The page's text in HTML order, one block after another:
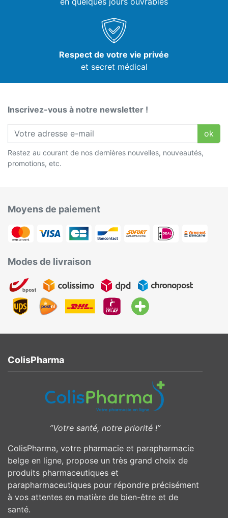
Respect de votre vie privée
et secret médical
Inscrivez-vous à notre newsletter !
ok
Restez au courant de nos dernières nouvelles, nouveautés,
promotions, etc.
Moyens de paiement
Modes de livraison
ColisPharma
”Votre santé, notre priorité !”
ColisPharma, votre pharmacie et parapharmacie
belge en ligne, propose un très grand choix de
produits pharmaceutiques et
parapharmaceutiques pour répondre précisément
à vos attentes en matière de bien-être et de
santé.